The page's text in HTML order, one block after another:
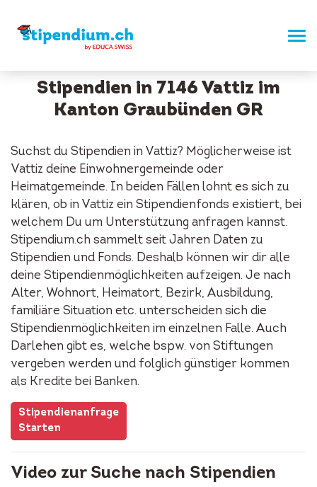
Stipendien in 7146 Vattiz im
Kanton Graubünden GR
Suchst du Stipendien in Vattiz? Möglicherweise ist
Vattiz deine Einwohnergemeinde oder
Heimatgemeinde. In beiden Fällen lohnt es sich zu
klären, ob in Vattiz ein Stipendienfonds existiert, bei
welchem Du um Unterstützung anfragen kannst.
Stipendium.ch sammelt seit Jahren Daten zu
Stipendien und Fonds. Deshalb können wir dir alle
deine Stipendienmöglichkeiten aufzeigen. Je nach
Alter, Wohnort, Heimatort, Bezirk, Ausbildung,
familiäre Situation etc. unterscheiden sich die
Stipendienmöglichkeiten im einzelnen Falle. Auch
Darlehen gibt es, welche bspw. von Stiftungen
vergeben werden und folglich günstiger kommen
als Kredite bei Banken.
Stipendienanfrage
Starten
Video zur Suche nach Stipendien